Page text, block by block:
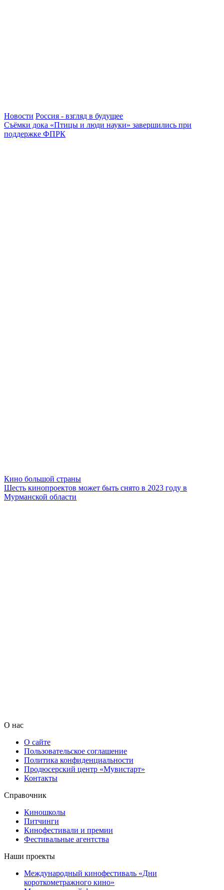
Новости Россия - взгляд в будущее
Съёмки дока «Птицы и люди науки» завершились при
поддержке ФПРК
Кино большой страны
Шесть кинопроектов может быть снято в 2023 году в
Мурманской области
О нас
О сайте
Пользовательское соглашение
Политика конфиденциальности
Продюсерский центр «Мувистарт»
Контакты
Справочник
Киношколы
Питчинги
Кинофестивали и премии
Фестивальные агентства
Наши проекты
Международный кинофестиваль «Дни
короткометражного кино»